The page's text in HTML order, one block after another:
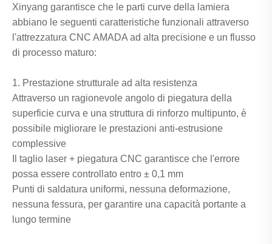
Xinyang garantisce che le parti curve della lamiera
abbiano le seguenti caratteristiche funzionali attraverso
l'attrezzatura CNC AMADA ad alta precisione e un flusso
di processo maturo:
1. Prestazione strutturale ad alta resistenza
Attraverso un ragionevole angolo di piegatura della
superficie curva e una struttura di rinforzo multipunto, è
possibile migliorare le prestazioni anti-estrusione
complessive
Il taglio laser + piegatura CNC garantisce che l'errore
possa essere controllato entro ± 0,1 mm
Punti di saldatura uniformi, nessuna deformazione,
nessuna fessura, per garantire una capacità portante a
lungo termine